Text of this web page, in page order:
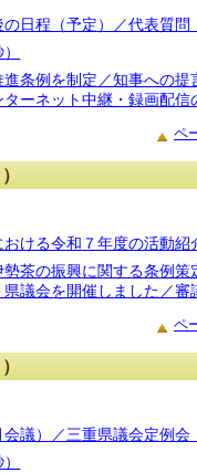
日程（予定）／代表質問
条例を制定／知事への
ーネット中継・録画配信
ペ
ける令和７年度の活動紹
茶の振興に関する条例
議会を開催しました／審
ペ
議）／三重県議会定例